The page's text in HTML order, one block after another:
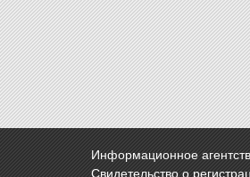
Информационное
Свидетельство о